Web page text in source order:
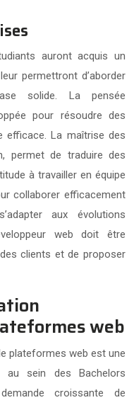
auront acquis un
permettront d’aborder
solide. La pensée
pour résoudre des
efficace. La maîtrise des
permet de traduire des
à travailler en équipe
collaborer efficacement
aux évolutions
web doit être
clients et de proposer
web
plateformes web est une
sein des Bachelors
croissante de